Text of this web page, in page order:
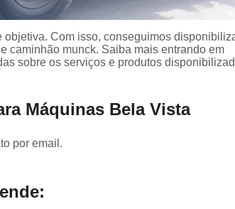
Com isso, conseguimos
caminhão munck. Saiba mais entrando em
sobre os serviços e produtos
Máquinas Bela Vista
por email.